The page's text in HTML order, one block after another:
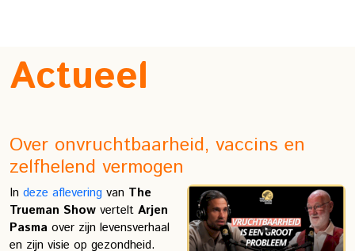
Actueel
Over onvruchtbaarheid, vaccins en
zelfhelend vermogen
In deze aflevering van The
Trueman Show vertelt Arjen
Pasma over zijn levensverhaal
en zijn visie op gezondheid.